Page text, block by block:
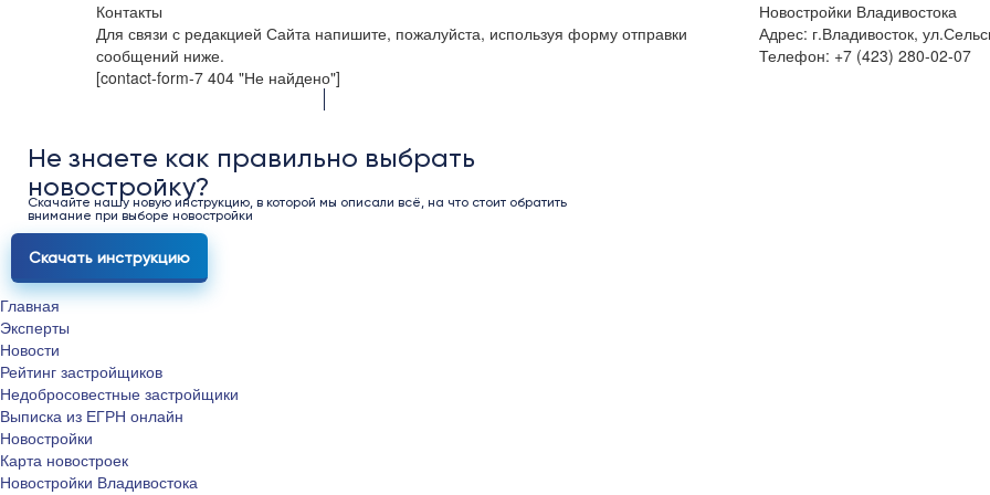
Контакты
Для связи с редакцией Сайта напишите, пожалуйста, используя форму отправки
сообщений ниже.
[contact-form-7 404 "Не найдено"]
Новостройки Владивостока
Адрес: г.Владивосток,
Телефон: +7 (423) 280-02-07
Не знаете как правильно выбрать
новостройку?
Скачайте нашу новую инструкцию, в которой мы описали всё, на что стоит обратить
внимание при выборе новостройки
Скачать инструкцию
Главная
Эксперты
Новости
Рейтинг застройщиков
Недобросовестные застройщики
Выписка из ЕГРН онлайн
Новостройки
Карта новостроек
Новостройки Владивостока